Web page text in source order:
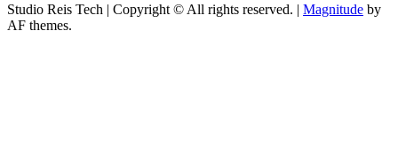
Studio Reis Tech | Copyright © All rights reserved. | Magnitude by
AF themes.